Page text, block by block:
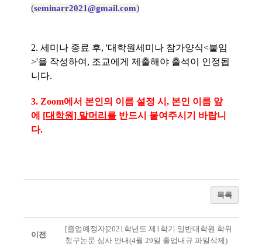
(seminarr2021@gmail.com)
2. 세미나 종료 후, '대학원세미나 참가양식<붙임
>'을 작성하여, 조교에게 제출해야 출석이 인정됩
니다.
3. Zoom에서 본인의 이름 설정 시, 본인 이름 앞
에 [대학원] 말머리를 반드시 붙여주시기 바랍니
다.
목록
이전
[졸업예정자] 2021학년도 제1학기 일반대학원 학위
청구논문 심사 안내(4월 29일 졸업내규 파일삭제)